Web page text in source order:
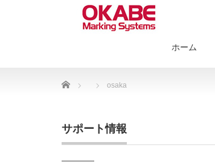
ホーム
Home osaka
サポート情報